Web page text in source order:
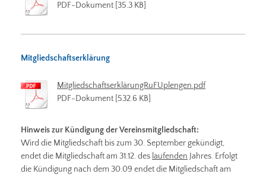
PDF-Dokument [35.3 KB]
Mitgliedschaftserklärung
MitgliedschaftserklärungRuFUplengen.pdf
PDF-Dokument [532.6 KB]
Hinweis zur Kündigung der Vereinsmitgliedschaft:
Wird die Mitgliedschaft bis zum 30. September gekündigt,
endet die Mitgliedschaft am 31.12. des laufenden Jahres. Erfolgt
die Kündigung nach dem 30.09 endet die Mitgliedschaft am